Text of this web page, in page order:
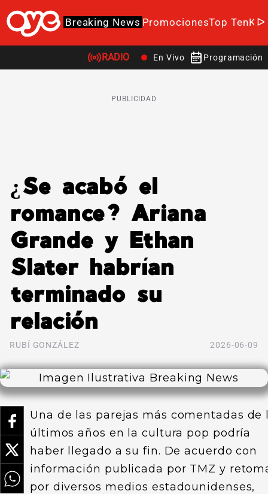
Breaking News PromocionesTop TenK-
RADIO En Vivo Programación
PUBLICIDAD
¿Se acabó el
romance? Ariana
Grande y Ethan
Slater habrían
terminado su
relación
RUBÍ GONZÁLEZ 2026-06-09
Una de las parejas más comentadas de
últimos años en la cultura pop podría
haber llegado a su fin. De acuerdo con
información publicada por TMZ y
por diversos medios estadounidenses,